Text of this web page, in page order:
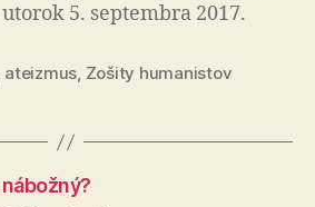
utorok 5. septembra 2017.
ateizmus, Zošity humanistov